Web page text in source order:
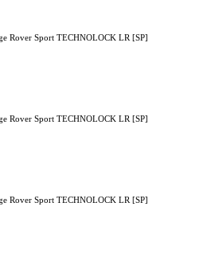
Rover Sport TECHNOLOCK LR [SP]
Rover Sport TECHNOLOCK LR [SP]
Rover Sport TECHNOLOCK LR [SP]